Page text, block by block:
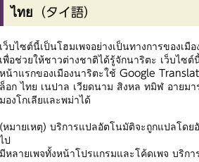
ไทย（タイ語）
เว็บไซต์นี้เป็นโฮมเพจอย่างเป็นทางการของเ
เพื่อช่วยให้ชาวต่างชาติได้รู้จักนาริตะ เว็บไซ
หน้าแรกของเมืองนาริตะใช้ Google
ล็อก ไทย เนปาล เวียดนาม สิงหล ทมิฬ อายม
มองโกเลียและพม่าได้
(หมายเหตุ) บริการแปลอัตโนมัติจะถูกแปลโดย
ไป
มีหลายเพจทั้งหน้าโปรแกรมและโค้ดเพจ บริก